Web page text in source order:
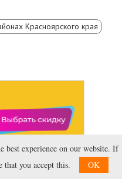
Красноярского края
best experience on our website. If
that you accept this.
OK